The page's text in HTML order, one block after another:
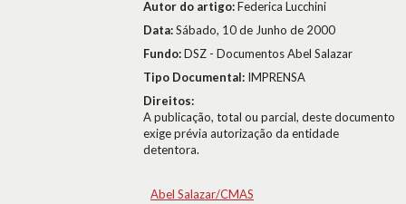
Autor do artigo:Federica Lucchini
Data:Sábado, 10 de Junho de 2000
Fundo:DSZ - Documentos Abel Salazar
Tipo Documental: IMPRENSA
Direitos:
A publicação, total ou parcial, deste documento
exige prévia autorização da entidade
detentora.
Abel Salazar/CMAS